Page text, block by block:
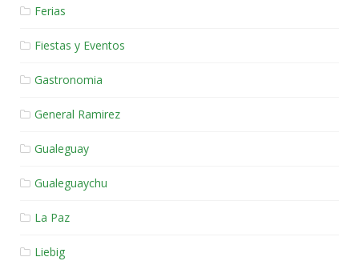
Ferias
Fiestas y Eventos
Gastronomia
General Ramirez
Gualeguay
Gualeguaychu
La Paz
Liebig